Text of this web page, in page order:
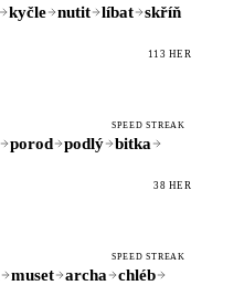
kyčle nutit líbat
skříň
113 HER
SPEED STREAK
porod podlý
bitka
38 HER
SPEED STREAK
muset archa
chléb